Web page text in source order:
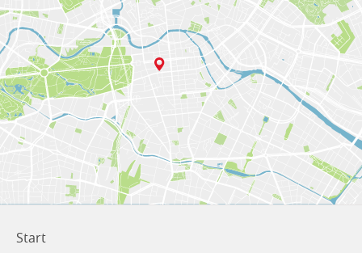
Start